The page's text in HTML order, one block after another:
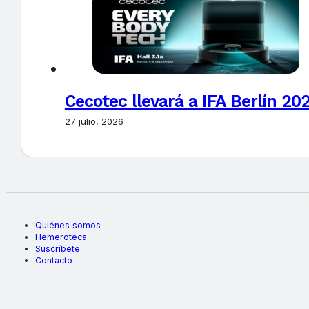
Cecotec llevará a IFA Berlín
27 julio, 2026
Quiénes somos
Hemeroteca
Suscríbete
Contacto